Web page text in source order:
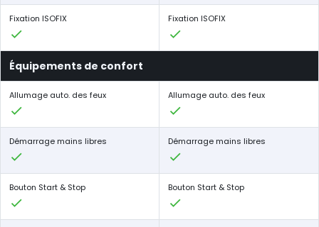
Fixation ISOFIX Fixation ISOFIX
Équipements de confort
Allumage auto. des feux Allumage auto. des feux
Démarrage mains libres Démarrage mains libres
Bouton Start & Stop Bouton Start & Stop